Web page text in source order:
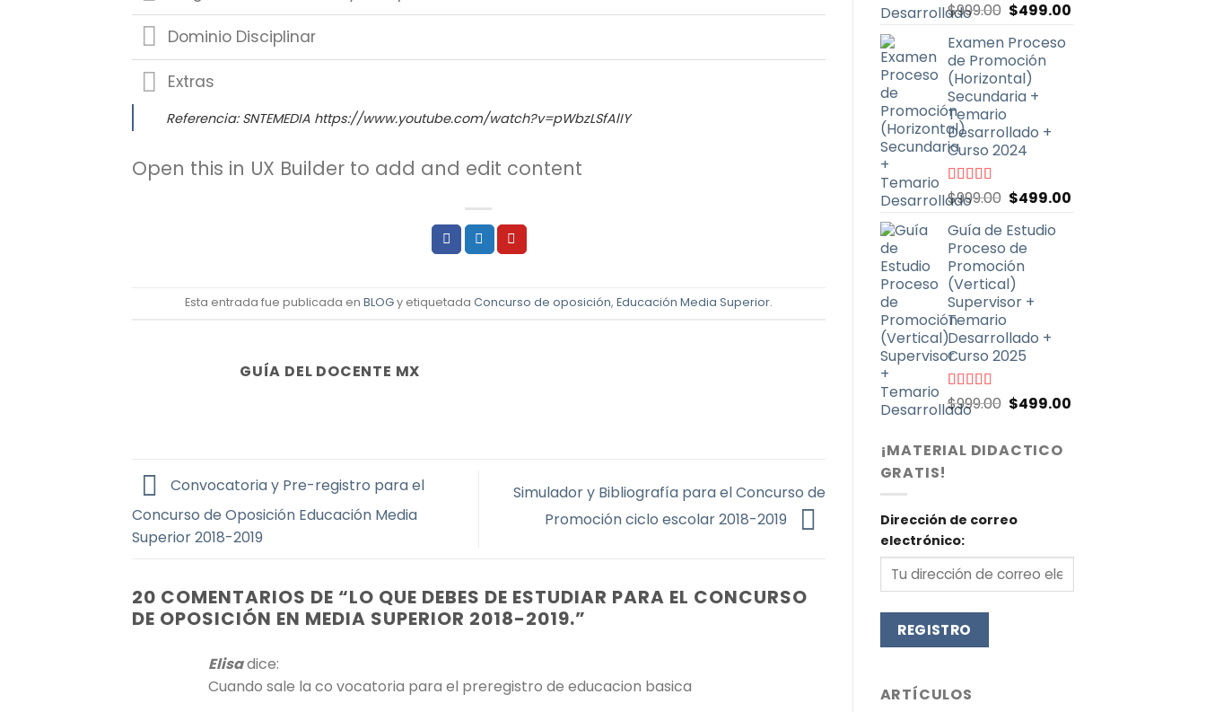
Dominio Disciplinar
Extras
Referencia: SNTEMEDIA https://www.youtube.com/watch?v=pWbzLSfAlIY
Open this in UX Builder to add and edit content
Esta entrada fue publicada en BLOGy etiquetada Concurso de oposición, Educación Media Superior.
GUÍA DEL DOCENTE MX
Convocatoria y Pre-registro para el
Concurso de Oposición Educación Media
Superior 2018-2019
Simulador y Bibliografía para el Concurso de
Promoción ciclo escolar 2018-2019
20 COMENTARIOS DE “LO QUE DEBES DE ESTUDIAR PARA EL CONCURSO
DE OPOSICIÓN EN MEDIA SUPERIOR 2018-2019.”
Elisadice:
Cuando sale la co vocatoria para el preregistro de educacion basica
Valorado
con
5
$999.00 El
original
era:
$999.00.
$499.00
Examen Proceso
de Promoción
(Horizontal)
Secundaria +
Temario
Desarrollado +
Curso 2024
Valorado
con
5
$999.00 El
original
era:
$999.00.
$499.00
Guía de Estudio
Proceso de
Promoción
(Vertical)
Supervisor +
Temario
Desarrollado +
Curso 2025
Valorado
con
$999.00 El
era:
$499.00
¡MATERIAL DIDACTICO
GRATIS!
Dirección de correo
electrónico:
ARTÍCULOS